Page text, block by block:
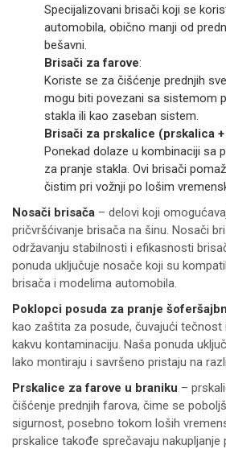
Specijalizovani brisači koji se
automobila, obično manji od
bešavni.
Brisači za farove:
Koriste se za čišćenje prednjih
mogu biti povezani sa sistemom
stakla ili kao zaseban sistem.
Brisači za prskalice (prskalica
Ponekad dolaze u kombinaciji sa
za pranje stakla. Ovi brisači
čistim pri vožnji po lošim
Nosači brisača – delovi koji
pričvršćivanje brisača na šinu. Nosači
održavanju stabilnosti i efikasnosti
ponuda uključuje nosače koji su
brisača i modelima automobila.
Poklopci posuda za pranje
kao zaštita za posude, čuvajući tečnost
kakvu kontaminaciju. Naša ponuda
lako montiraju i savršeno pristaju na
Prskalice za farove u braniku –
čišćenje prednjih farova, čime se
sigurnost, posebno tokom loših
prskalice takođe sprečavaju nakupljanje